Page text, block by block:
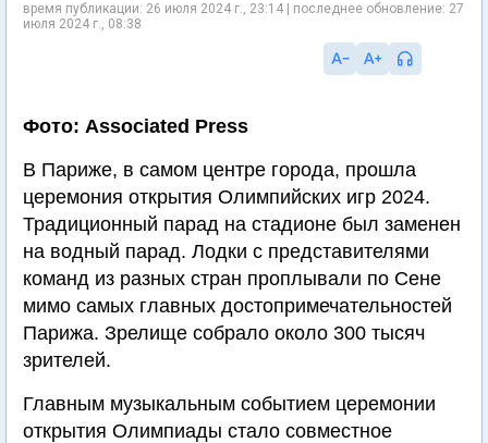
время публикации: 26 июля 2024 г., 23:14 | последнее обновление: 27
июля 2024 г., 08:38
Фото: Associated Press
В Париже, в самом центре города, прошла
церемония открытия Олимпийских игр 2024.
Традиционный парад на стадионе был заменен
на водный парад. Лодки с представителями
команд из разных стран проплывали по Сене
мимо самых главных достопримечательностей
Парижа. Зрелище собрало около 300 тысяч
зрителей.
Главным музыкальным событием церемонии
открытия Олимпиады стало совместное